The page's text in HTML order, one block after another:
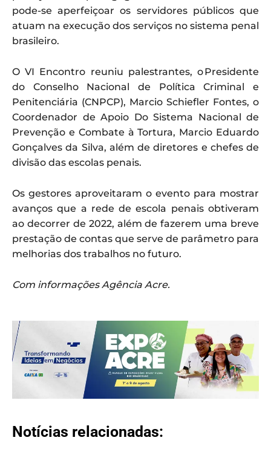
pode-se aperfeiçoar os servidores públicos que
atuam na execução dos serviços no sistema penal
brasileiro.
O VI Encontro reuniu palestrantes, o Presidente
do Conselho Nacional de Política Criminal e
Penitenciária (CNPCP), Marcio Schiefler Fontes, o
Coordenador de Apoio Do Sistema Nacional de
Prevenção e Combate à Tortura, Marcio Eduardo
Gonçalves da Silva, além de diretores e chefes de
divisão das escolas penais.
Os gestores aproveitaram o evento para mostrar
avanços que a rede de escola penais obtiveram
ao decorrer de 2022, além de fazerem uma breve
prestação de contas que serve de parâmetro para
melhorias dos trabalhos no futuro.
Com informações Agência Acre.
Notícias relacionadas: